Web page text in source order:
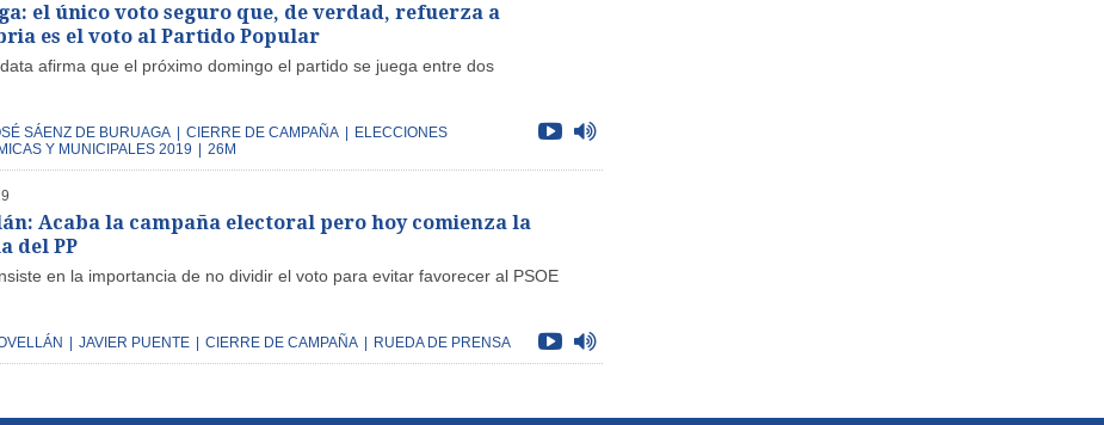
el único voto seguro que, de verdad, refuerza a
es el voto al Partido Popular
afirma que el próximo domingo el partido se juega entre dos
SÁENZ DE BURUAGA CIERRE DE CAMPAÑA
ELECCIONES
Y MUNICIPALES 2019
26M
Acaba la campaña electoral pero hoy comienza la
del PP
en la importancia de no dividir el voto para evitar favorecer al PSOE
JAVIER PUENTE CIERRE DE CAMPAÑA RUEDA DE PRENSA